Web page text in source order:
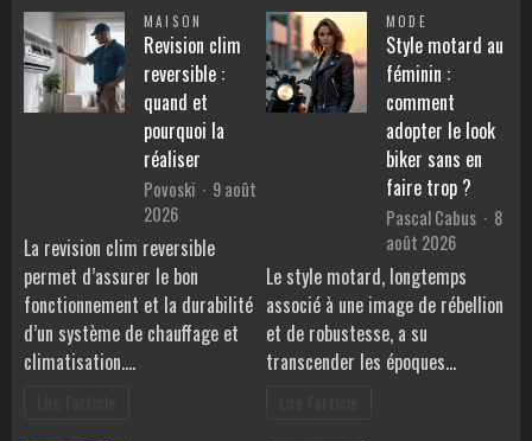
MAISON
Revision clim
reversible :
quand et
pourquoi la
réaliser
Povoski
9 août
2026
La revision clim reversible
permet d’assurer le bon
fonctionnement et la durabilité
d’un système de chauffage et
climatisation.…
MODE
Style motard au
féminin :
comment
adopter le look
biker sans en
faire trop ?
Pascal Cabus
8
août 2026
Le style motard, longtemps
associé à une image de rébellion
et de robustesse, a su
transcender les époques…